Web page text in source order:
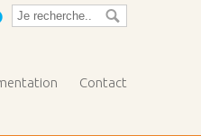
Contact